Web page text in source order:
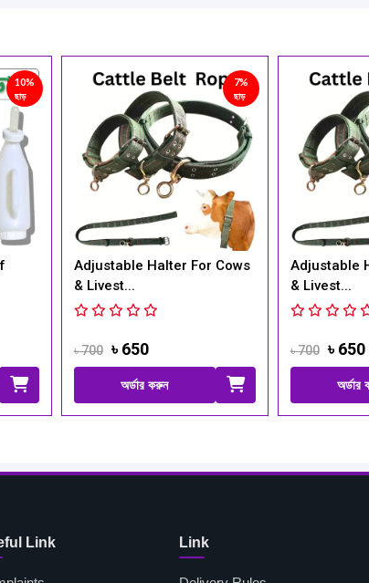
7%
Halter For Cows
অর্ডার করুন
7%
Adjustable Halter For Cows
অর্ডার করুন
Link Link